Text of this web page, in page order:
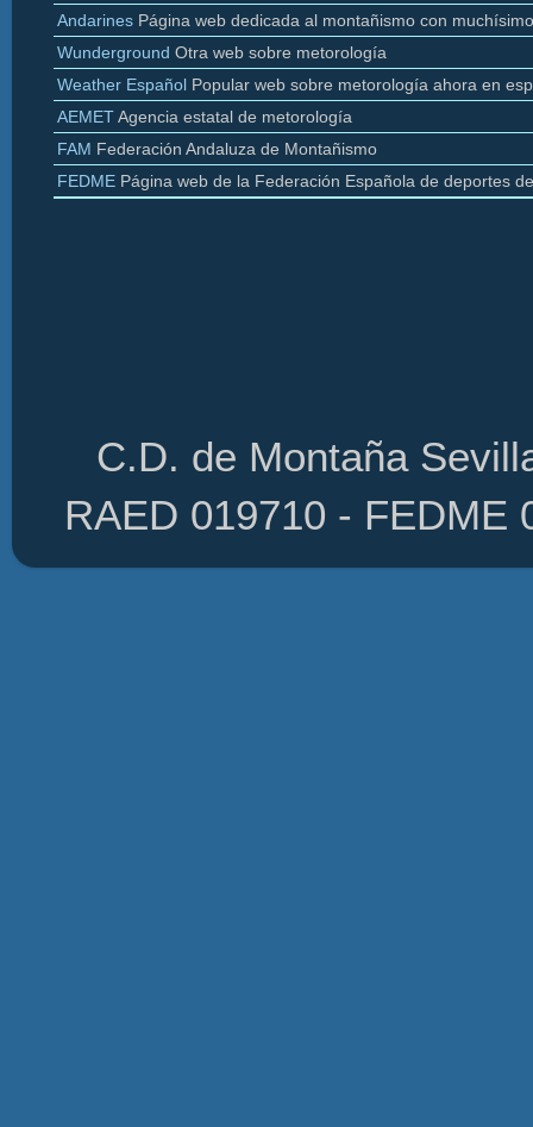
Andarines Página web dedicada al montañismo con
Wunderground Otra web sobre metorología
Weather Español Popular web sobre metorología ahora en
AEMETAgencia estatal de metorología
FAM Federación Andaluza de Montañismo
FEDME Página web de la Federación Española de deportes
C.D. de Montaña
RAED 019710 -